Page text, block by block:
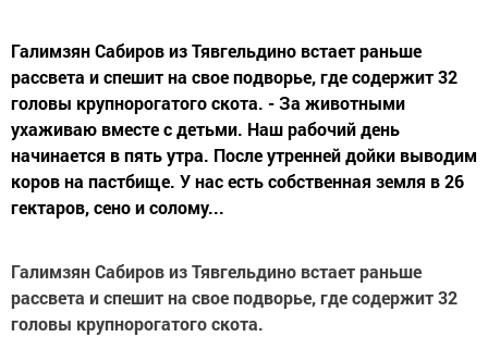
Галимзян Сабиров из Тявгельдино встает раньше
рассвета и спешит на свое подворье, где содержит 32
головы крупнорогатого скота. - За животными
ухаживаю вместе с детьми. Наш рабочий день
начинается в пять утра. После утренней дойки выводим
коров на пастбище. У нас есть собственная земля в 26
гектаров, сено и солому...
Галимзян Сабиров из Тявгельдино встает раньше
рассвета и спешит на свое подворье, где содержит 32
головы крупнорогатого скота.